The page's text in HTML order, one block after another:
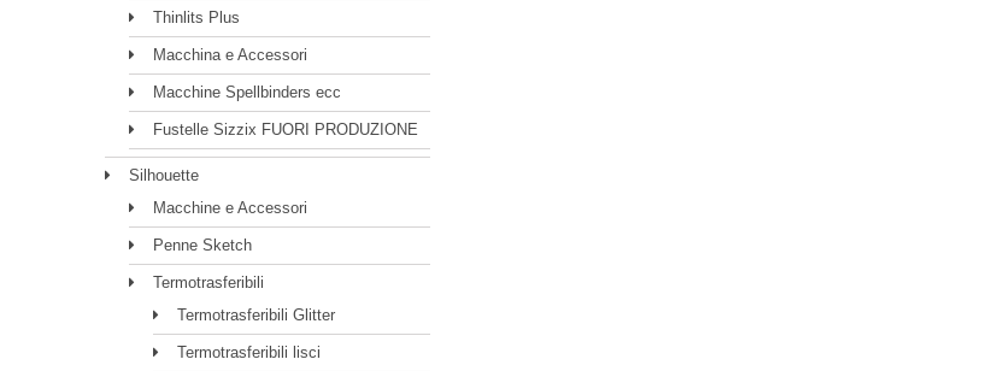
Thinlits Plus
Macchina e Accessori
Macchine Spellbinders ecc
Fustelle Sizzix FUORI PRODUZIONE
Silhouette
Macchine e Accessori
Penne Sketch
Termotrasferibili
Termotrasferibili Glitter
Termotrasferibili lisci